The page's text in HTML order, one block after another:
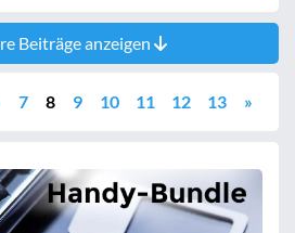
Beiträge anzeigen
7 8 9 10 11 12 13 »